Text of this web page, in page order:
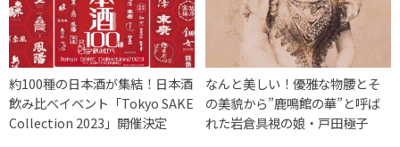
約100種の日本酒が集結！日本酒
飲み比べイベント「Tokyo SAKE
Collection 2023」開催決定
なんと美しい！優雅な物腰とそ
の美貌から”鹿鳴館の華”と呼ば
れた岩倉具視の娘・戸田極子